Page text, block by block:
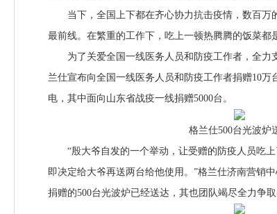
当下，全国上下都在齐心协力抗击疫情，数百万
最前线。在繁重的工作下，吃上一顿热腾腾的饭菜都
为了关爱全国一线医务人员和防疫工作者，全力
兰仕宣布向全国一线医务人员和防疫工作者捐赠10万
电，其中面向山东省战疫一线捐赠5000台。
格兰仕500台光波炉
“殷大爷自发的一个举动，让受赠的防疫人员吃上
即决定给大爷再送两台给他使用。”格兰仕济南营销
捐赠的500台光波炉已经送达，其也团队竭尽全力争